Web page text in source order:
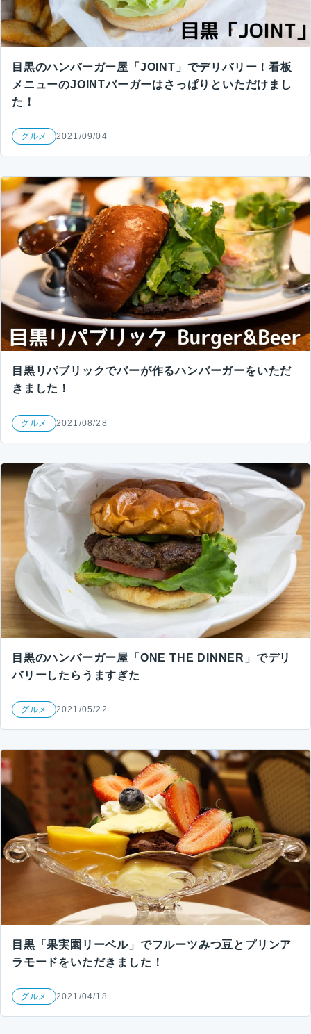
目黒のハンバーガー屋「JOINT」でデリバリー！看板
メニューのJOINTバーガーはさっぱりといただけまし
た！
グルメ 2021/09/04
目黒リパブリックでバーが作るハンバーガーをいただ
きました！
グルメ 2021/08/28
目黒のハンバーガー屋「ONE THE DINNER」でデリ
バリーしたらうますぎた
グルメ 2021/05/22
目黒「果実園リーベル」でフルーツみつ豆とプリンア
ラモードをいただきました！
グルメ 2021/04/18